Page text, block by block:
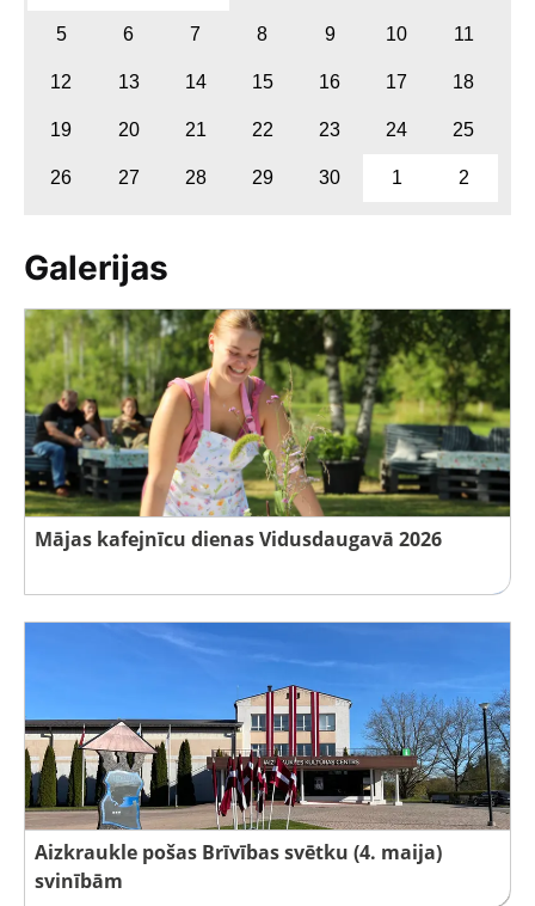
5 6 7 8 9 10 11
12 13 14 15 16 17 18
19 20 21 22 23 24 25
26 27 28 29 30 1 2
Galerijas
Mājas kafejnīcu dienas Vidusdaugavā 2026
Aizkraukle pošas Brīvības svētku (4. maija)
svinībām